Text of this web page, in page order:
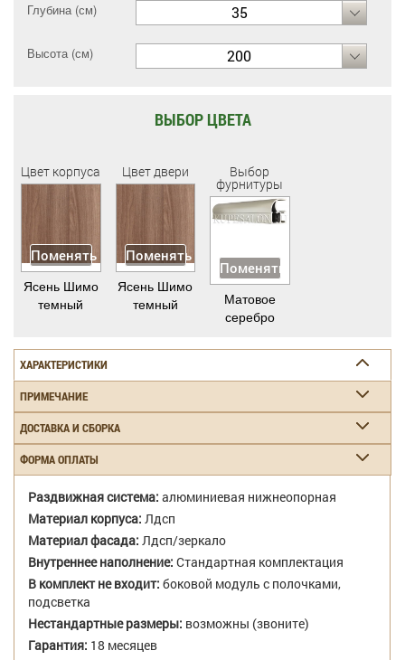
Глубина (см) 35
Высота (см) 200
ВЫБОР ЦВЕТА
Цвет корпуса
Поменять
Ясень Шимо
темный
Цвет двери
Поменять
Ясень Шимо
темный
Выбор
фурнитуры
Поменять
Матовое
серебро
ХАРАКТЕРИСТИКИ
ПРИМЕЧАНИЕ
ДОСТАВКА И СБОРКА
ФОРМА ОПЛАТЫ
Раздвижная система: алюминиевая нижнеопорная
Материал корпуса: Лдсп
Материал фасада: Лдсп/зеркало
Внутреннее наполнение: Стандартная комплектация
В комплект не входит: боковой модуль с полочками,
подсветка
Нестандартные размеры: возможны (звоните)
Гарантия: 18 месяцев